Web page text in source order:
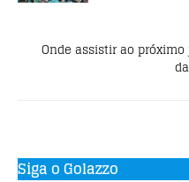
Onde assistir ao próximo
Siga o Golazzo